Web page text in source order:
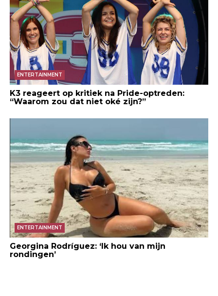
ENTERTAINMENT
K3 reageert op kritiek na Pride-optreden:
“Waarom zou dat niet oké zijn?”
ENTERTAINMENT
Georgina Rodríguez: ‘Ik hou van mijn
rondingen’